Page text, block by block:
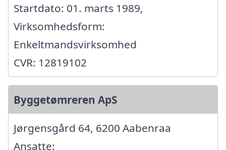
Startdato: 01. marts 1989,
Virksomhedsform:
Enkeltmandsvirksomhed
CVR: 12819102
Byggetømreren ApS
Jørgensgård 64, 6200 Aabenraa
Ansatte: